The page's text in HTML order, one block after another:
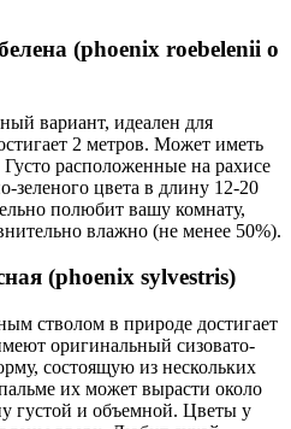
(phoenix roebelenii o
вариант, идеален для
2 метров. Может иметь
расположенные на рахисе
зеленого цвета в длину 12-20
полюбит вашу комнату,
влажно (не менее 50%).
(phoenix sylvestris)
стволом в природе достигает
оригинальный сизовато-
состоящую из нескольких
их может вырасти около
густой и объемной. Цветы у